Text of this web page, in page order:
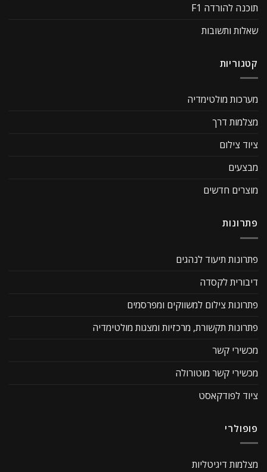
תוכנה להורדה F1
שאלות ותשובות
קטגוריות
מערכות מולטימדיה
מצלמות דרך
ציוד צילום
מבצעים
מוצרים חדשים
פתרונות
פתרונות תיעוד לנהגים
דיבורית לקסדה
פתרונות צילום למשווקים ומפרסמים
פתרונות תקשורת, מרכזיות ומצגות מולטימדיה
מכשירי קשר
מכשירי קשר מוטורולה
ציוד לפודקאסט
פופולרי
מצלמות דיגיטליות